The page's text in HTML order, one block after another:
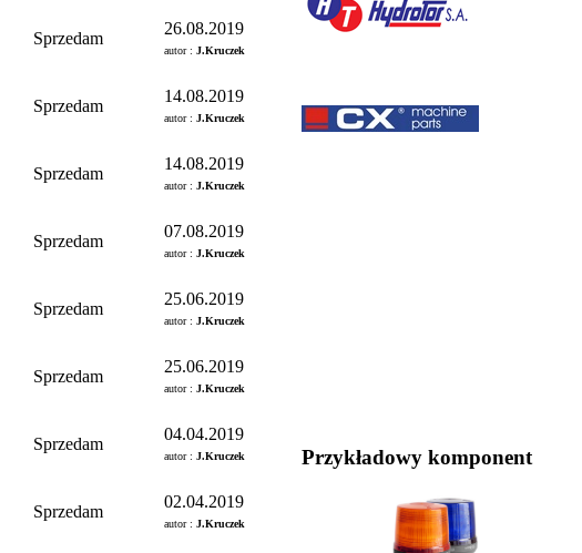
Sprzedam
26.08.2019
autor : J.Kruczek
Sprzedam
14.08.2019
autor : J.Kruczek
Sprzedam
14.08.2019
autor : J.Kruczek
Sprzedam
07.08.2019
autor : J.Kruczek
Sprzedam
25.06.2019
autor : J.Kruczek
Sprzedam
25.06.2019
autor : J.Kruczek
Sprzedam
04.04.2019
autor : J.Kruczek
Sprzedam
02.04.2019
autor : J.Kruczek
Przykładowy komponent